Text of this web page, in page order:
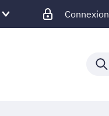
Connexion